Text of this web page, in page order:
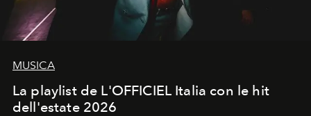
MUSICA
La playlist de L'OFFICIEL Italia con le hit
dell'estate 2026